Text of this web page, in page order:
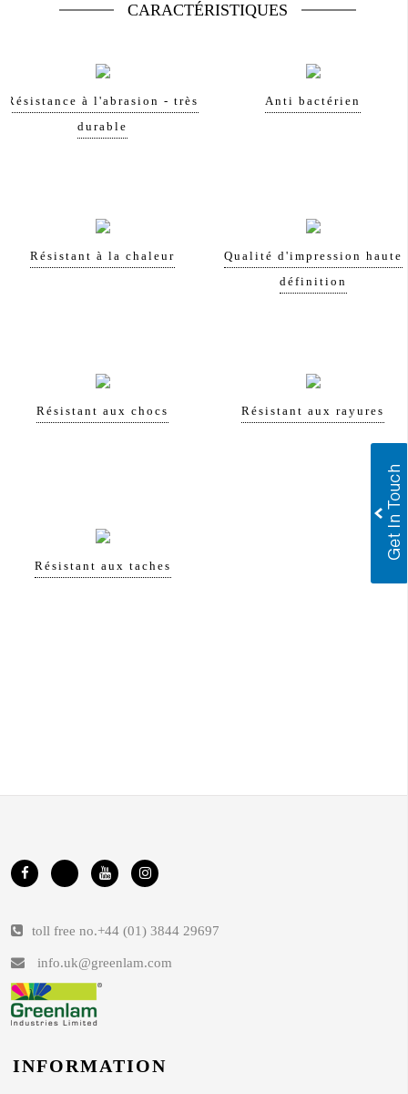
CARACTÉRISTIQUES
Résistance à l'abrasion - très
durable
Anti bactérien
Résistant à la chaleur
Qualité d'impression haute
définition
Résistant aux chocs Résistant aux rayures
Résistant aux taches
toll free no.+44 (01) 3844 29697
info.uk@greenlam.com
INFORMATION